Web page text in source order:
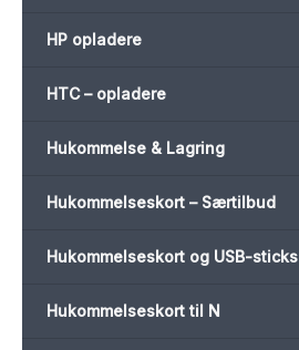
HP opladere
HTC – opladere
Hukommelse & Lagring
Hukommelseskort – Særtilbud
Hukommelseskort og USB-sticks
Hukommelseskort til N